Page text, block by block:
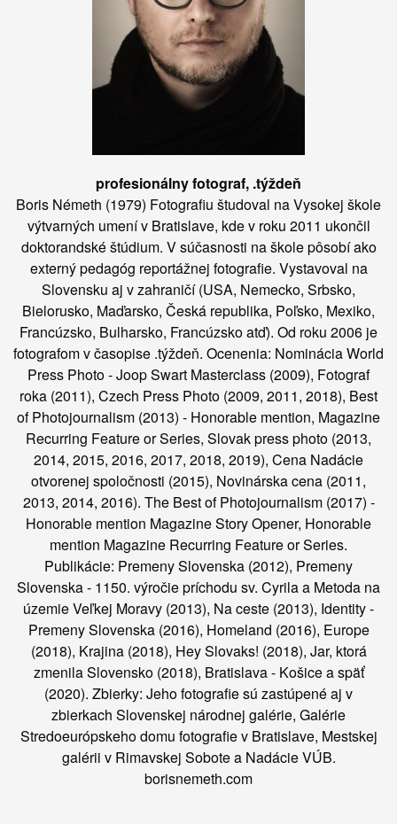
profesionálny fotograf, .týždeň
Boris Németh (1979) Fotografiu študoval na Vysokej škole
výtvarných umení v Bratislave, kde v roku 2011 ukončil
doktorandské štúdium. V súčasnosti na škole pôsobí ako
externý pedagóg reportážnej fotografie. Vystavoval na
Slovensku aj v zahraničí (USA, Nemecko, Srbsko,
Bielorusko, Maďarsko, Česká republika, Poľsko, Mexiko,
Francúzsko, Bulharsko, Francúzsko atď). Od roku 2006 je
fotografom v časopise .týždeň. Ocenenia: Nominácia World
Press Photo - Joop Swart Masterclass (2009), Fotograf
roka (2011), Czech Press Photo (2009, 2011, 2018), Best
of Photojournalism (2013) - Honorable mention, Magazine
Recurring Feature or Series, Slovak press photo (2013,
2014, 2015, 2016, 2017, 2018, 2019), Cena Nadácie
otvorenej spoločnosti (2015), Novinárska cena (2011,
2013, 2014, 2016). The Best of Photojournalism (2017) -
Honorable mention Magazine Story Opener, Honorable
mention Magazine Recurring Feature or Series.
Publikácie: Premeny Slovenska (2012), Premeny
Slovenska - 1150. výročie príchodu sv. Cyrila a Metoda na
územie Veľkej Moravy (2013), Na ceste (2013), Identity -
Premeny Slovenska (2016), Homeland (2016), Europe
(2018), Krajina (2018), Hey Slovaks! (2018), Jar, ktorá
zmenila Slovensko (2018), Bratislava - Košice a späť
(2020). Zbierky: Jeho fotografie sú zastúpené aj v
zbierkach Slovenskej národnej galérie, Galérie
Stredoeurópskeho domu fotografie v Bratislave, Mestskej
galérii v Rimavskej Sobote a Nadácie VÚB.
borisnemeth.com